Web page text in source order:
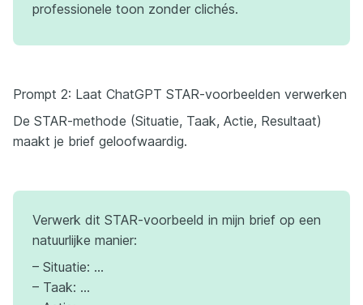
professionele toon zonder clichés.
Prompt 2: Laat ChatGPT STAR-voorbeelden verwerken
De STAR-methode (Situatie, Taak, Actie, Resultaat)
maakt je brief geloofwaardig.
Verwerk dit STAR-voorbeeld in mijn brief op een
natuurlijke manier:
– Situatie: …
– Taak: …